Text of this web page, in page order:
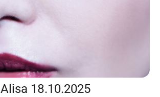
Alisa 18.10.2025